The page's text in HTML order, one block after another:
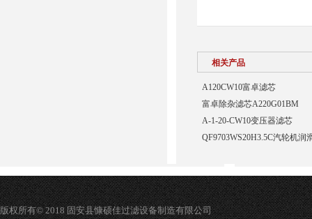
相关产品
A120CW10富卓滤芯
富卓除杂滤芯A220G01BM
A-1-20-CW10变压器滤芯
QF9703WS20H3.5C汽轮机润
版权所有© 2018 固安县慷硕佳过滤设备制造有限公司